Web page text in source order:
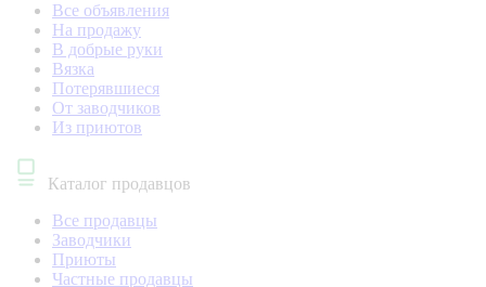
Все объявления
На продажу
В добрые руки
Вязка
Потерявшиеся
От заводчиков
Из приютов
Каталог продавцов
Все продавцы
Заводчики
Приюты
Частные продавцы